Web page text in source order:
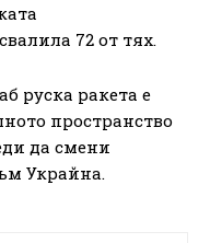
72 от тях.
руска ракета е
пространство
да смени
Украйна.